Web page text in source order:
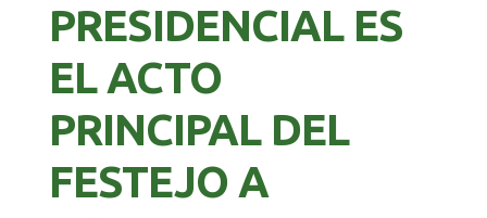
PRESIDENCIAL ES
EL ACTO
PRINCIPAL DEL
FESTEJO A